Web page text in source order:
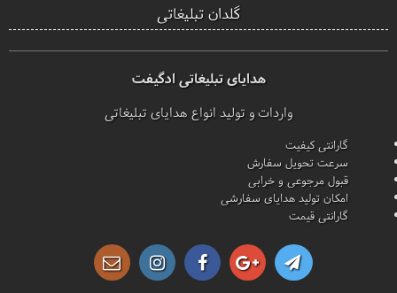
گلدان تبلیغاتی
هدایای تبلیغاتی ادگیفت
واردات و تولید انواع هدایای تبلیغاتی
گارانتی کیفیت
سرعت تحویل سفارش
قبول مرجوعی و خرابی
امکان تولید هدایای سفارشی
گارانتی قیمت